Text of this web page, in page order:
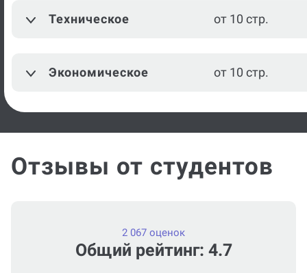
Музыка от 10 стр.
Техническое от 10 стр.
Экономическое от 10 стр.
Отзывы от студентов
Общий рейтинг: 4.7
2 067 оценок